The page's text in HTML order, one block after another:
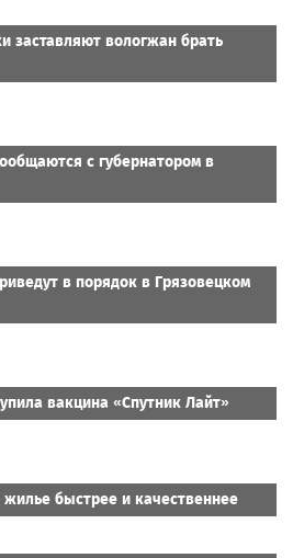
заставляют вологжан брать
с губернатором в
в порядок в Грязовецком
вакцина «Спутник Лайт»
жилье быстрее и качественнее